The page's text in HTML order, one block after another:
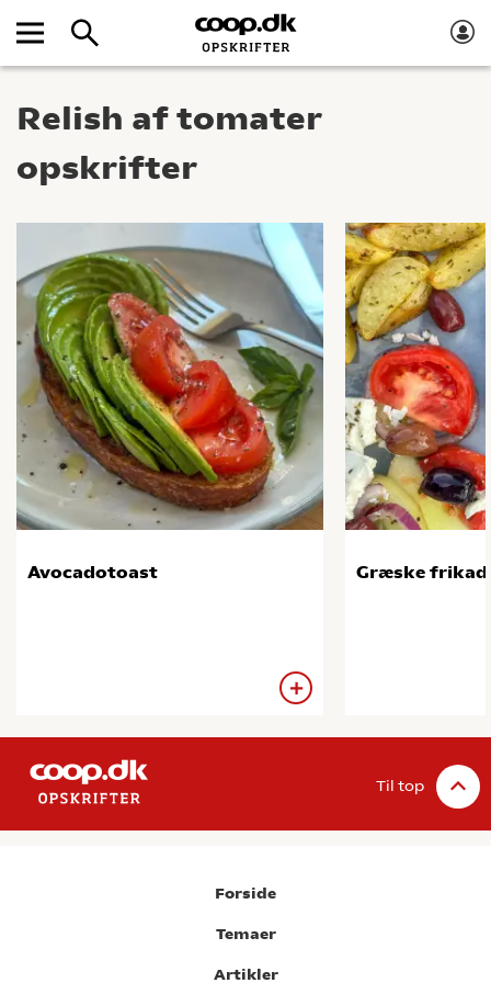
Relish af tomater
opskrifter
Avocadotoast Græske
Til top
Forside
Temaer
Artikler